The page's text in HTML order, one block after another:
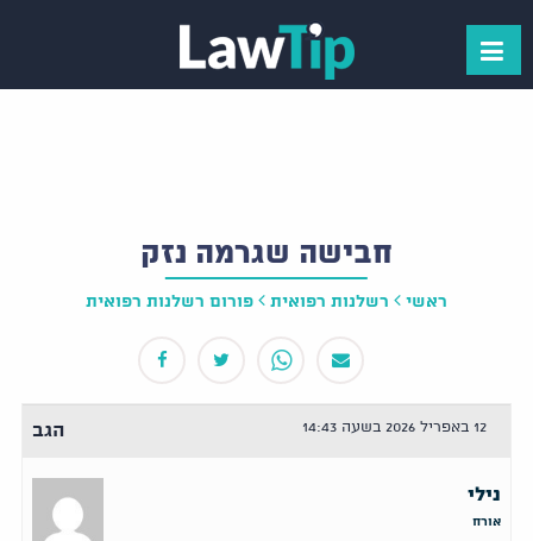
חבישה שגרמה נזק
ראשי רשלנות רפואית פורום רשלנות רפואית
12 באפריל 2026 בשעה 14:43 הגב
נילי
אורח